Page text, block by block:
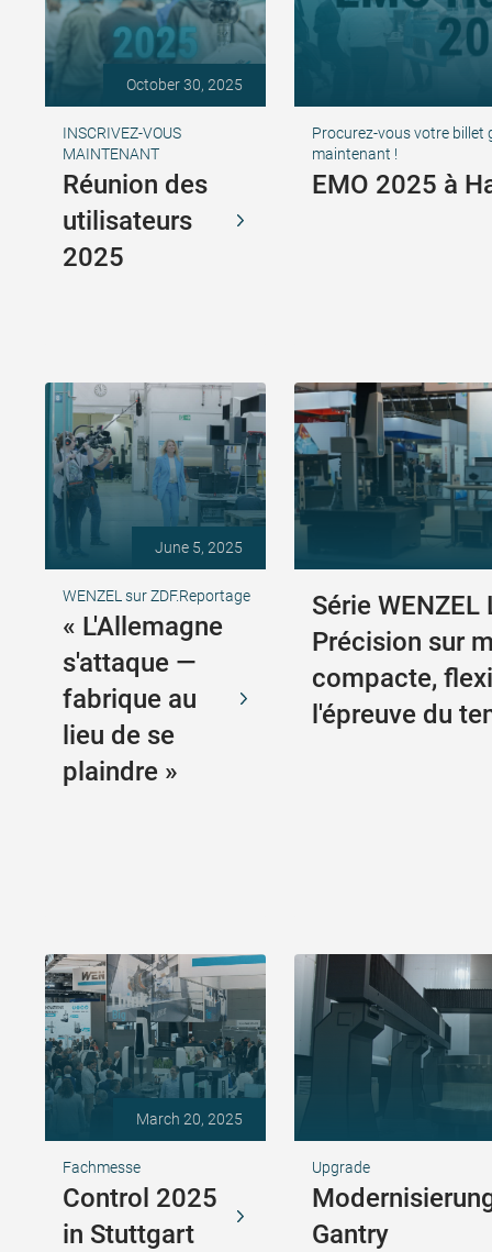
October 30, 2025
INSCRIVEZ-VOUS
MAINTENANT
Réunion des
utilisateurs
2025
Procurez-vous votre billet
maintenant !
EMO 2025 à
June 5, 2025
WENZEL sur ZDF.Reportage
« L'Allemagne
s'attaque —
fabrique au
lieu de se
plaindre »
Série WENZEL
Précision sur
compacte,
l'épreuve du
March 20, 2025
Fachmesse
Control 2025
in Stuttgart
Upgrade
Gantry